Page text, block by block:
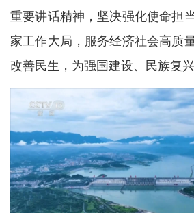
重要讲话精神，坚决强化使命担
家工作大局，服务经济社会高质
改善民生，为强国建设、民族复